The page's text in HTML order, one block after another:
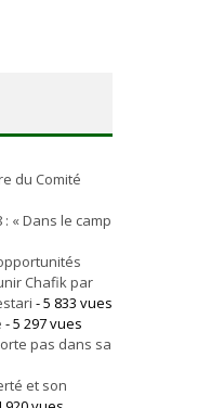
du Comité
« Dans le camp
Chafik par
- 5 833 vues
- 5 297 vues
pas dans sa
et son